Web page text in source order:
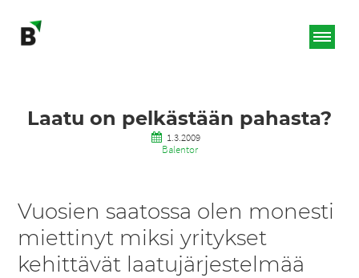
Laatu on pelkästään pahasta?
1.3.2009
Balentor
Vuosien saatossa olen monesti
miettinyt miksi yritykset
kehittävät laatujärjestelmää